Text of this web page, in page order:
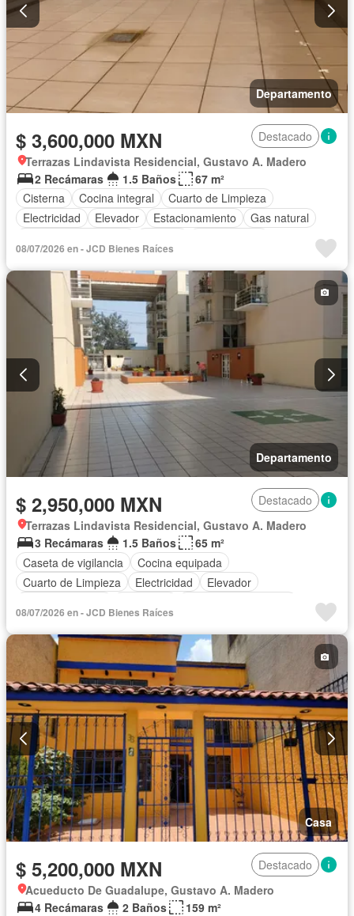
Departamento
$ 3,600,000 MXN
Destacado
Terrazas Lindavista Residencial, Gustavo A. Madero
2 Recámaras
1.5 Baños
67 m²
Cisterna
Cocina integral
Cuarto de Limpieza
Electricidad
Elevador Estacionamiento
Gas natural
08/07/2026 en - JCD Bienes Raíces
Departamento
$ 2,950,000 MXN
Destacado
Terrazas Lindavista Residencial, Gustavo A. Madero
3 Recámaras
1.5 Baños
65 m²
Caseta de vigilancia
Cocina equipada
Cuarto de Limpieza
Electricidad
Elevador
Terraza
Sin amueblar
08/07/2026 en - JCD Bienes Raíces
Casa
$ 5,200,000 MXN
Destacado
Acueducto De Guadalupe, Gustavo A. Madero
4 Recámaras
2 Baños
159 m²